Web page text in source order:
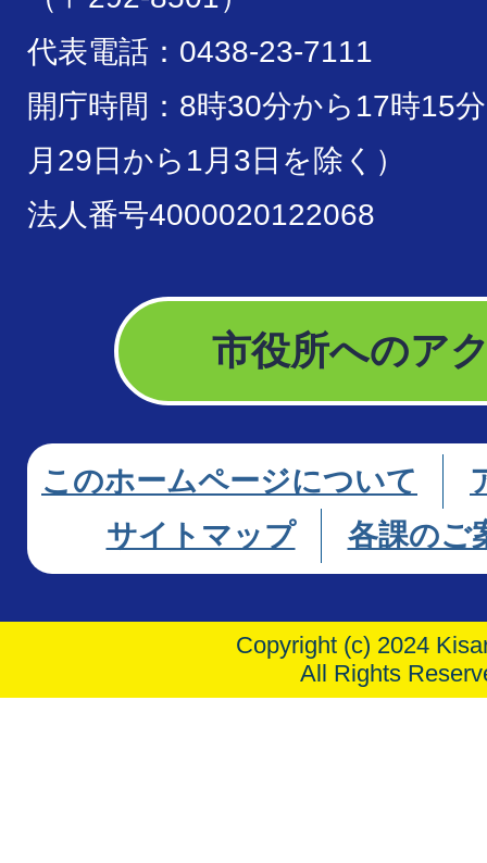
代表電話：0438-23-7111
開庁時間：8時30分から17時15
月29日から1月3日を除く）
法人番号4000020122068
市役所へのア
このホームページについて
サイトマップ
各課のご
Copyright (c) 2024
All Rights